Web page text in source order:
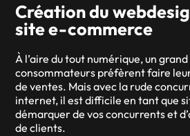
Création du
site e-commerce
À l’aire du tout numérique, un
consommateurs préfèrent faire
de ventes. Mais avec la rude
internet, il est difficile en tant que
démarquer de vos concurrents et
de clients.